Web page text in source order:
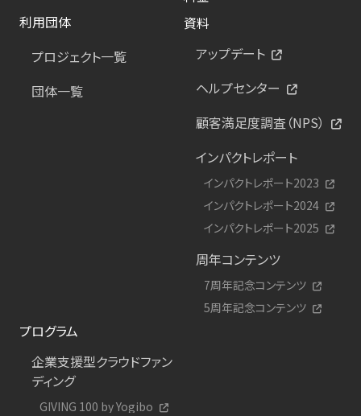
利用団体
プロジェクト一覧
団体一覧
資料
アップデート
ヘルプセンター
顧客満足度調査（NPS）
インパクトレポート
インパクトレポート2023
インパクトレポート2024
インパクトレポート2025
周年コンテンツ
7周年記念コンテンツ
5周年記念コンテンツ
プログラム
企業支援型クラウドファン
ディング
GIVING 100 by Yogibo